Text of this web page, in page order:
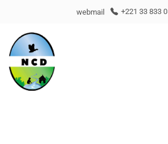
webmail +221 33 833